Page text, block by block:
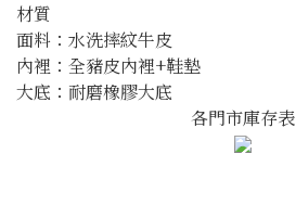
材質
面料：水洗摔紋牛皮
內裡：全豬皮內裡+鞋墊
大底：耐磨橡膠大底
各門市庫存表